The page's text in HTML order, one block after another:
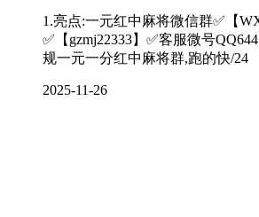
1.亮点:一元红中麻将微信群✅【
✅【gzmj22333】✅客服微号
规一元一分红中麻将群,跑的快/24
2025-11-26